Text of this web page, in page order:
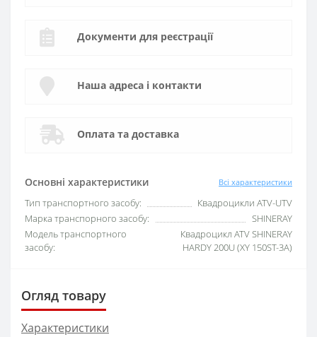
Основні характеристики Всі характеристики
Тип транспортного засобу:
Квадроцикли ATV-UTV
Марка транспорного засобу:
SHINERAY
Модель транспортного
засобу:
Квадроцикл ATV SHINERAY
HARDY 200U (XY 150ST-3A)
Документи для реєстрації
Наша адреса і контакти
Оплата та доставка
Огляд товару
Характеристики